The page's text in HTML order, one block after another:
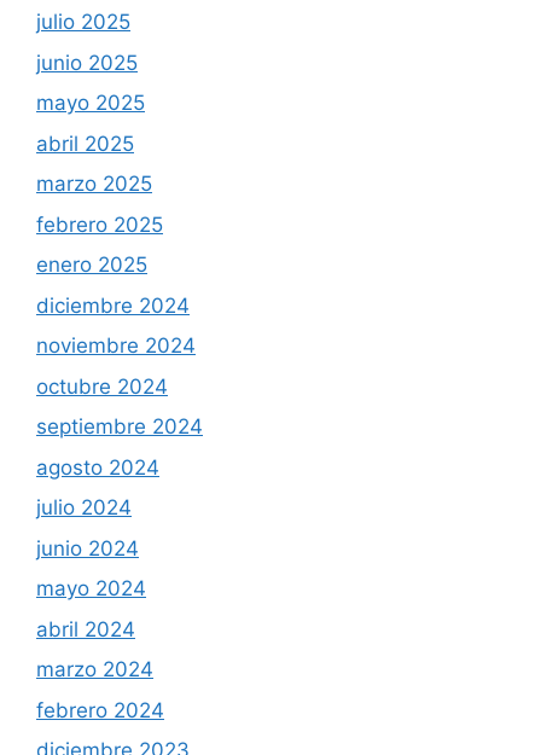
julio 2025
junio 2025
mayo 2025
abril 2025
marzo 2025
febrero 2025
enero 2025
diciembre 2024
noviembre 2024
octubre 2024
septiembre 2024
agosto 2024
julio 2024
junio 2024
mayo 2024
abril 2024
marzo 2024
febrero 2024